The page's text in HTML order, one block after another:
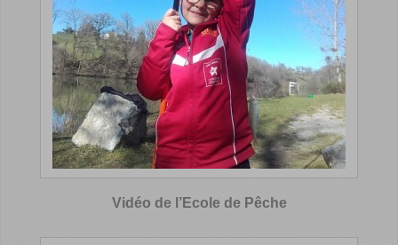
Vidéo de l’Ecole de Pêche